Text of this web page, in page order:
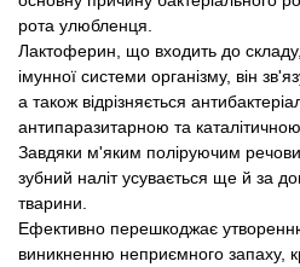
рота улюбленця.
Лактоферин, що входить до
імунної системи організму, він
а також відрізняється
антипаразитарною та каталітичною
Завдяки м'яким поліруючим
зубний наліт усувається ще й за
тварини.
Ефективно перешкоджає
виникненню неприємного запаху,